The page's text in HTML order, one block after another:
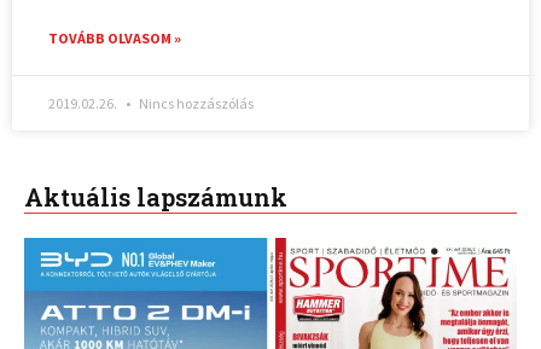
TOVÁBB OLVASOM »
2019.02.26. Nincs hozzászólás
Aktuális lapszámunk